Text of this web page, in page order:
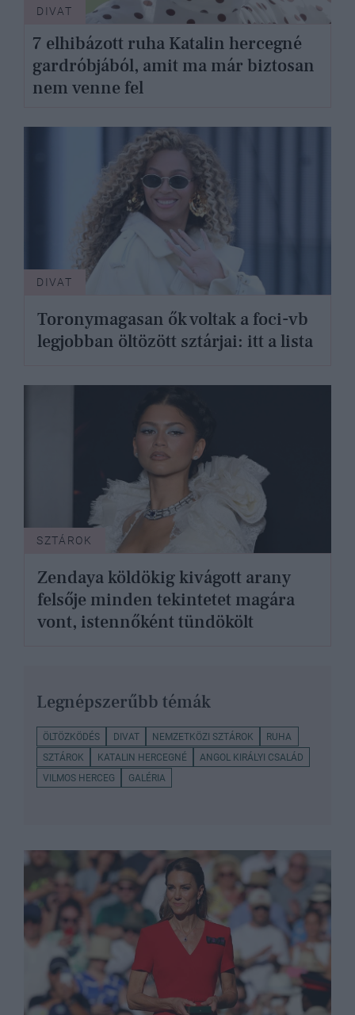
DIVAT
7 elhibázott ruha Katalin hercegné
gardróbjából, amit ma már biztosan
nem venne fel
DIVAT
Toronymagasan ők voltak a foci-vb
legjobban öltözött sztárjai: itt a lista
SZTÁROK
Zendaya köldökig kivágott arany
felsője minden tekintetet magára
vont, istennőként tündökölt
Legnépszerűbb témák
ÖLTÖZKÖDÉS DIVAT NEMZETKÖZI SZTÁROK
RUHA
SZTÁROK
KATALIN HERCEGNÉ
ANGOL KIRÁLYI CSALÁD
VILMOS HERCEG
GALÉRIA